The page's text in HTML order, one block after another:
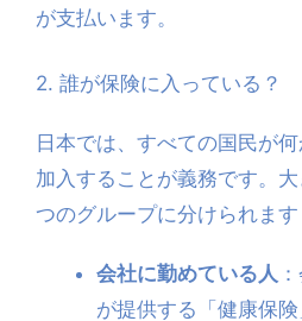
が支払います。
2. 誰が保険に入っている？
日本では、すべての国民が
加入することが義務です。
つのグループに分けられます
会社に勤めている人
が提供する「健康保険